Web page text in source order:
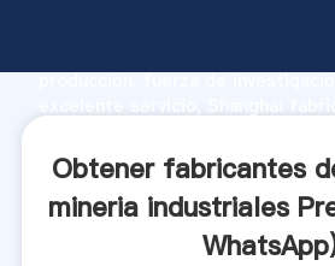
producción, fuerza de
aporta valores a todos los clientes.
Obtener fabricantes
mineria industriales
WhatsApp